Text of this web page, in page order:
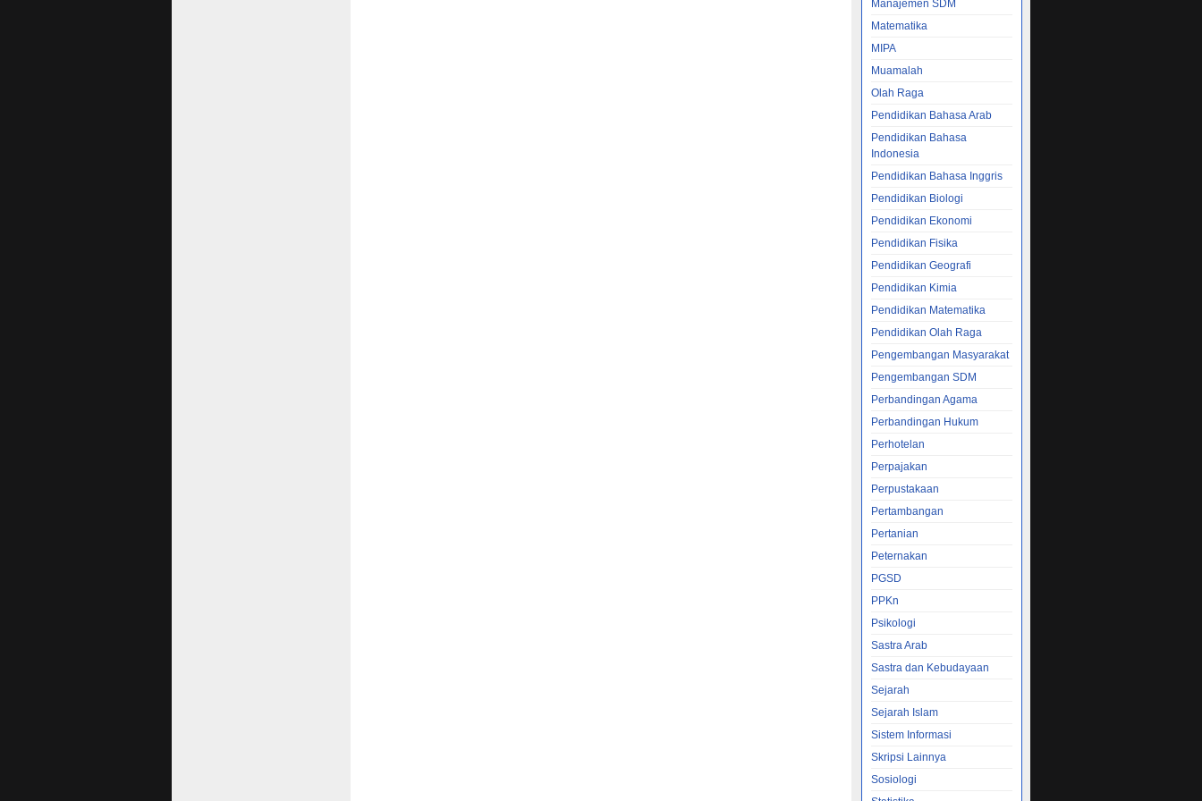
Manajemen SDM
Matematika
MIPA
Muamalah
Olah Raga
Pendidikan Bahasa Arab
Pendidikan Bahasa
Indonesia
Pendidikan Bahasa Inggris
Pendidikan Biologi
Pendidikan Ekonomi
Pendidikan Fisika
Pendidikan Geografi
Pendidikan Kimia
Pendidikan Matematika
Pendidikan Olah Raga
Pengembangan Masyarakat
Pengembangan SDM
Perbandingan Agama
Perbandingan Hukum
Perhotelan
Perpajakan
Perpustakaan
Pertambangan
Pertanian
Peternakan
PGSD
PPKn
Psikologi
Sastra Arab
Sastra dan Kebudayaan
Sejarah
Sejarah Islam
Sistem Informasi
Skripsi Lainnya
Sosiologi